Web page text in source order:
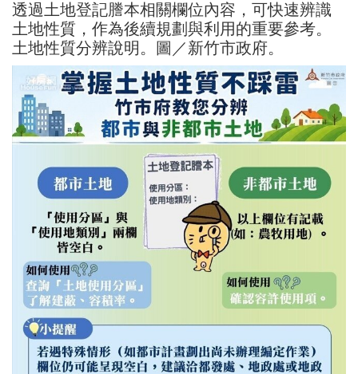
透過土地登記謄本相關欄位內容，可快速辨識
土地性質，作為後續規劃與利用的重要參考。
土地性質分辨說明。圖／新竹市政府。